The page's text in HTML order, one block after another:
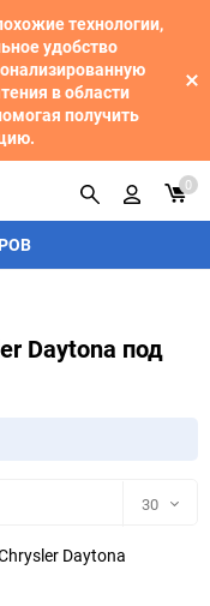
технологии,
удобство
в области
получить
0
Daytona под
30
30
Daytona